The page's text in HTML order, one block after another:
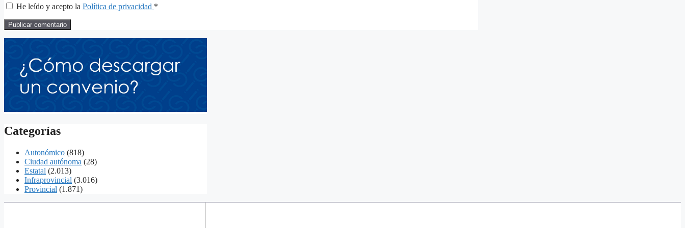
He leído y acepto la Política de privacidad *
Categorías
Autonómico (818)
Ciudad autónoma (28)
Estatal (2.013)
Infraprovincial (3.016)
Provincial (1.871)